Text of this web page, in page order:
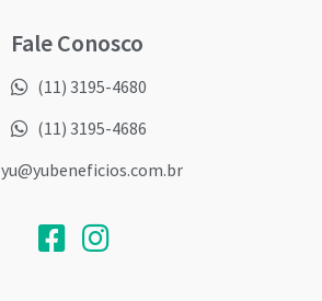
Fale Conosco
(11) 3195-4680
(11) 3195-4686
yu@yubeneficios.com.br